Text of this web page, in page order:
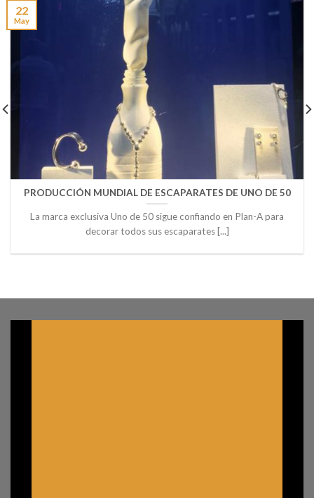
PRODUCCIÓN MUNDIAL DE ESCAPARATES DE UNO DE 50
La marca exclusiva Uno de 50 sigue confiando en Plan-A para
decorar todos sus escaparates [...]
22
May